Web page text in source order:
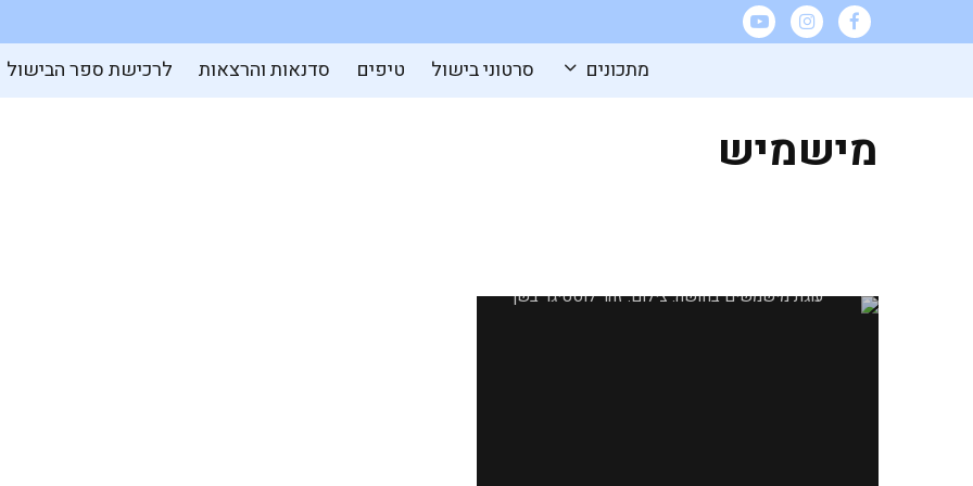
מתכונים סרטוני בישול טיפים סדנאות והרצאות לרכישת ספר הבישול
מישמיש